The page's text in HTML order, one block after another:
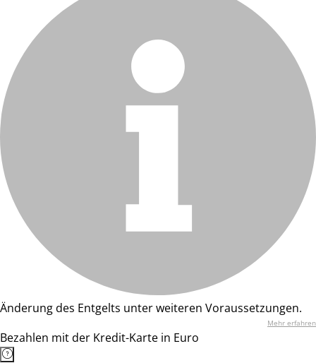
Änderung des Entgelts unter weiteren Voraussetzungen.
Mehr erfahren
Bezahlen mit der Kredit-Karte in Euro